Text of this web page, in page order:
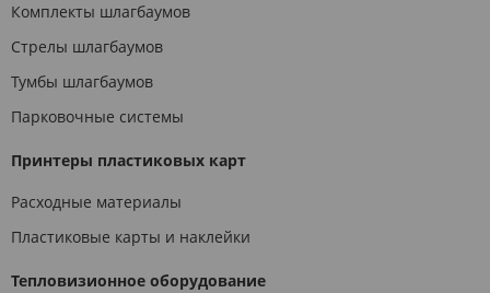
Комплекты шлагбаумов
Стрелы шлагбаумов
Тумбы шлагбаумов
Парковочные системы
Принтеры пластиковых карт
Расходные материалы
Пластиковые карты и наклейки
Тепловизионное оборудование